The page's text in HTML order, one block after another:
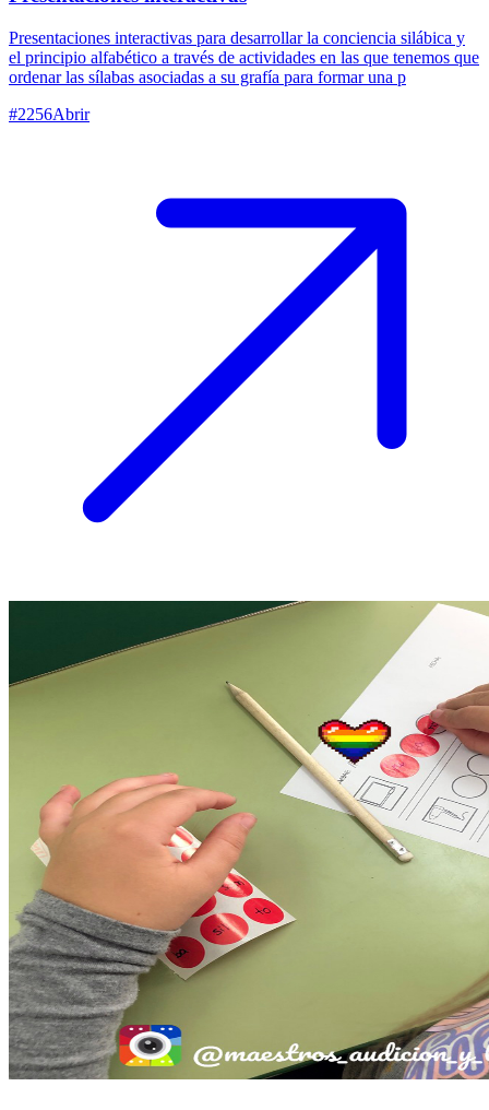
Presentaciones interactivas para desarrollar la conciencia silábica y
el principio alfabético a través de actividades en las que tenemos que
ordenar las sílabas asociadas a su grafía para formar una p
#2256Abrir